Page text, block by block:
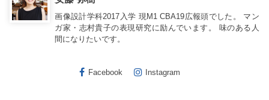
画像設計学科2017入学 現M1 CBA19広報頭でした。 マン
ガ家・志村貴子の表現研究に励んでいます。 味のある人
間になりたいです。
Facebook Instagram